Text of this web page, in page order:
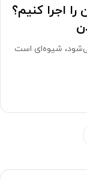
اجرا کنیم؟
شیوه‌ای است